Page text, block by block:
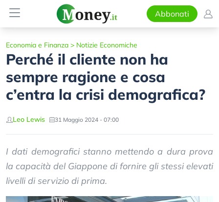
Abbonati
Economia e Finanza > Notizie Economiche
Perché il cliente non ha
sempre ragione e cosa
c’entra la crisi demografica?
Leo Lewis 31 Maggio 2024 - 07:00
I dati demografici stanno mettendo a dura prova
la capacità del Giappone di fornire gli stessi elevati
livelli di servizio di prima.